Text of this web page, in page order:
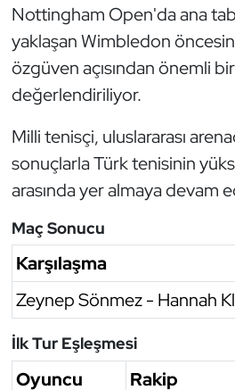
Nottingham Open'da ana
yaklaşan Wimbledon
özgüven açısından önemli
değerlendiriliyor.
Milli tenisçi, uluslararası
sonuçlarla Türk tenisinin
arasında yer almaya devam
Maç Sonucu
Karşılaşma
Zeynep Sönmez - Hannah
İlk Tur Eşleşmesi
Oyuncu Rakip
Oryantiring
Özel Sporcular
Paralimpik
Ragbi
Satranç
Su Topu
Sualtı Sporları
Tekvando
Tenis